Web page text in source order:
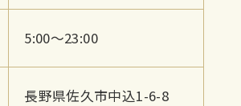
5:00〜23:00
長野県佐久市中込1-6-8